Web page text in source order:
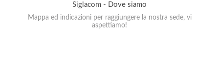
Siglacom - Dove siamo
Mappa ed indicazioni per raggiungere la nostra sede, vi
aspettiamo!